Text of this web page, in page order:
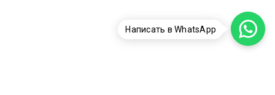
Написать в WhatsApp